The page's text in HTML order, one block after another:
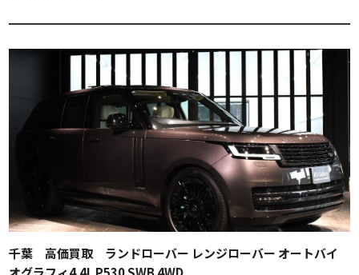
千葉 高価買取 ランドローバー レンジローバー オートバイ